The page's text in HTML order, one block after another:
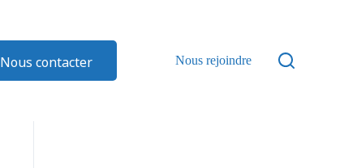
Nous contacter Nous rejoindre